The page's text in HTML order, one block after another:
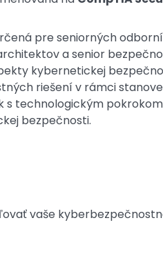
pre seniorných
a senior
kybernetickej
riešení v rámci
s technologickým
bezpečnosti.
vaše